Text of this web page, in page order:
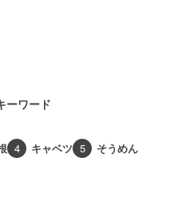
ーワード
4 キャベツ 5 そうめん